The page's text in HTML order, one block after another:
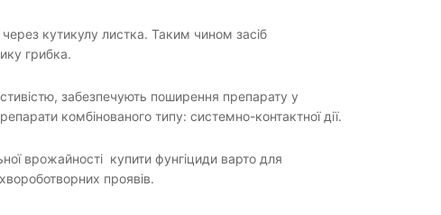
кутикулу листка. Таким чином засіб
грибка.
забезпечують поширення препарату у
комбінованого типу: системно-контактної дії.
врожайності купити фунгіциди варто для
проявів.